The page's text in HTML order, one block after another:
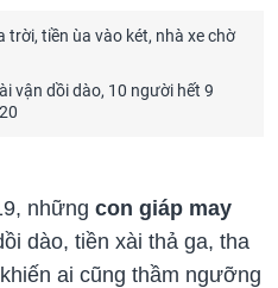
trời, tiền ùa vào két, nhà xe chờ
vận dồi dào, 10 người hết 9
những con giáp may
dào, tiền xài thả ga, tha
ai cũng thầm ngưỡng